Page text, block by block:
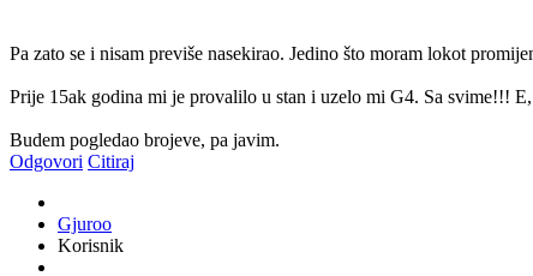
Pa zato se i nisam previše nasekirao. Jedino što moram lokot
Prije 15ak godina mi je provalilo u stan i uzelo mi G4. Sa svime!!!
Budem pogledao brojeve, pa javim.
Odgovori Citiraj
Gjuroo
Korisnik